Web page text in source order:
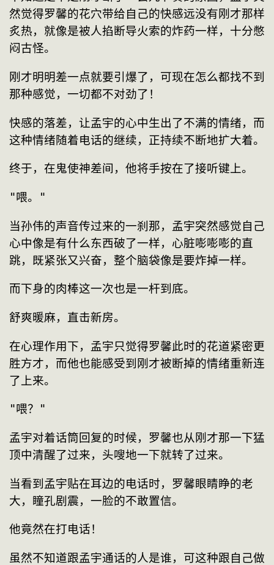
然觉得罗馨的花穴带给自己的快感远没有刚才那样
炙热，就像是被人掐断导火索的炸药一样，十分憋
闷古怪。
刚才明明差一点就要引爆了，可现在怎么都找不到
那种感觉，一切都不对劲了！
快感的落差，让孟宇的心中生出了不满的情绪，而
这种情绪随着电话的继续，正持续不断地扩大着。
终于，在鬼使神差间，他将手按在了接听键上。
"喂。"
当孙伟的声音传过来的一刹那，孟宇突然感觉自己
心中像是有什么东西破了一样，心脏嘭嘭嘭的直
跳，既紧张又兴奋，整个脑袋像是要炸掉一样。
而下身的肉棒这一次也是一杆到底。
舒爽暖麻，直击新房。
在心理作用下，孟宇只觉得罗馨此时的花道紧密更
胜方才，而他也能感受到刚才被断掉的情绪重新连
了上来。
"喂？"
孟宇对着话筒回复的时候，罗馨也从刚才那一下猛
顶中清醒了过来，头嗖地一下就转了过来。
当看到孟宇贴在耳边的电话时，罗馨眼睛睁的老
大，瞳孔剧震，一脸的不敢置信。
他竟然在打电话！
虽然不知道跟孟宇通话的人是谁，可这种跟自己做